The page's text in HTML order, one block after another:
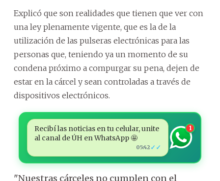
Explicó que son realidades que tienen que ver con
una ley plenamente vigente, que es la de la
utilización de las pulseras electrónicas para las
personas que, teniendo ya un momento de su
condena próximo a compurgar su pena, dejen de
estar en la cárcel y sean controladas a través de
dispositivos electrónicos.
Recibí las noticias en tu celular, unite
al canal de ÚH en WhatsApp 🤩
05:42 ✓✓
1
"Nuestras cárceles no cumplen con el